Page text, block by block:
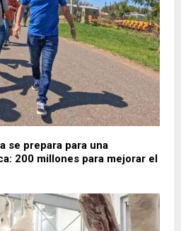
se prepara para una
200 millones para mejorar el